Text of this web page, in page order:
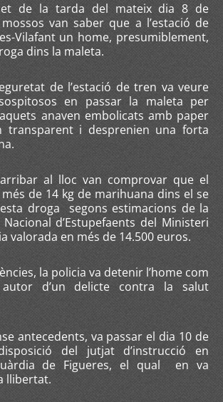
de la tarda del mateix dia 8 de
van saber que a l’estació de
Vilafant un home, presumiblement,
dins la maleta.
de l’estació de tren va veure
en passar la maleta per
anaven embolicats amb paper
transparent i desprenien una forta
al lloc van comprovar que el
de 14 kg de marihuana dins el se
droga segons estimacions de la
d’Estupefaents del Ministeri
valorada en més de 14.500 euros.
la policia va detenir l’home com
d’un delicte contra la salut
antecedents, va passar el dia 10 de
del jutjat d’instrucció en
de Figueres, el qual en va
llibertat.